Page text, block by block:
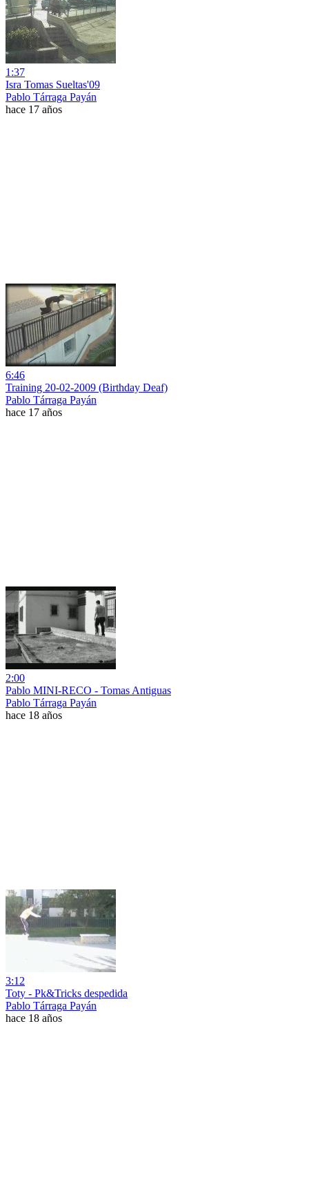
1:37
Isra Tomas Sueltas'09
Pablo Tárraga Payán
hace 17 años
6:46
Training 20-02-2009 (Birthday Deaf)
Pablo Tárraga Payán
hace 17 años
2:00
Pablo MINI-RECO - Tomas Antiguas
Pablo Tárraga Payán
hace 18 años
3:12
Toty - Pk&Tricks despedida
Pablo Tárraga Payán
hace 18 años